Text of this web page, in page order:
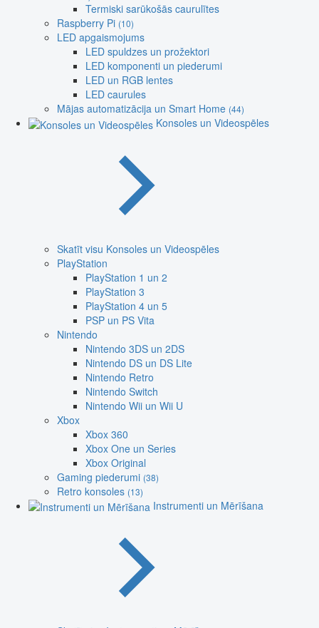
Termiski sarūkošās caurulītes
Raspberry Pi (10)
LED apgaismojums
LED spuldzes un prožektori
LED komponenti un piederumi
LED un RGB lentes
LED caurules
Mājas automatizācija un Smart Home (44)
Konsoles un Videospēles
Skatīt visu Konsoles un Videospēles
PlayStation
PlayStation 1 un 2
PlayStation 3
PlayStation 4 un 5
PSP un PS Vita
Nintendo
Nintendo 3DS un 2DS
Nintendo DS un DS Lite
Nintendo Retro
Nintendo Switch
Nintendo Wii un Wii U
Xbox
Xbox 360
Xbox One un Series
Xbox Original
Gaming piederumi (38)
Retro konsoles (13)
Instrumenti un Mērīšana